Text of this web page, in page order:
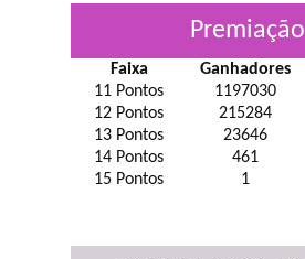
Premiação
Faixa Ganhadores
11 Pontos
1197030
12 Pontos
215284
13 Pontos
23646
14 Pontos
461
15 Pontos
1